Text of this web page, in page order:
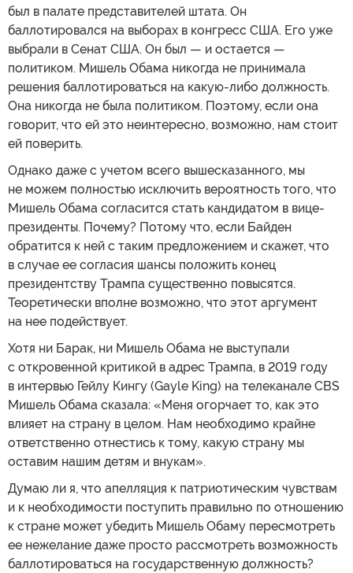
был в палате представителей штата. Он
баллотировался на выборах в конгресс США. Его уже
выбрали в Сенат США. Он был — и остается —
политиком. Мишель Обама никогда не принимала
решения баллотироваться на какую-либо должность.
Она никогда не была политиком. Поэтому, если она
говорит, что ей это неинтересно, возможно, нам стоит
ей поверить.
Однако даже с учетом всего вышесказанного, мы
не можем полностью исключить вероятность того, что
Мишель Обама согласится стать кандидатом в вице-
президенты. Почему? Потому что, если Байден
обратится к ней с таким предложением и скажет, что
в случае ее согласия шансы положить конец
президентству Трампа существенно повысятся.
Теоретически вполне возможно, что этот аргумент
на нее подействует.
Хотя ни Барак, ни Мишель Обама не выступали
с откровенной критикой в адрес Трампа, в 2019 году
в интервью Гейлу Кингу (Gayle King) на телеканале CBS
Мишель Обама сказала: «Меня огорчает то, как это
влияет на страну в целом. Нам необходимо крайне
ответственно отнестись к тому, какую страну мы
оставим нашим детям и внукам».
Думаю ли я, что апелляция к патриотическим чувствам
и к необходимости поступить правильно по отношению
к стране может убедить Мишель Обаму пересмотреть
ее нежелание даже просто рассмотреть возможность
баллотироваться на государственную должность?